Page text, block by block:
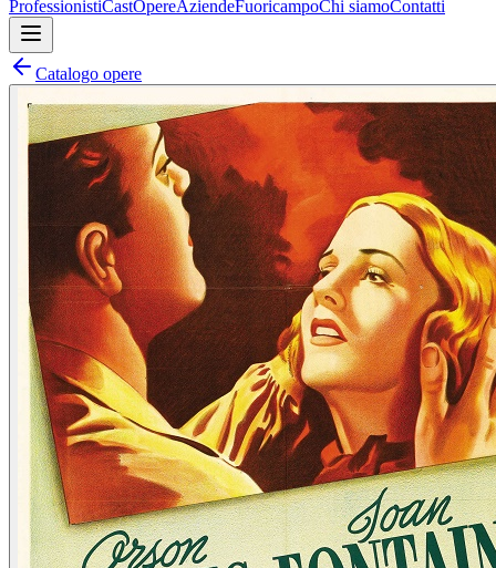
ProfessionistiCastOpereAziendeFuoricampoChi siamoContatti
Catalogo opere